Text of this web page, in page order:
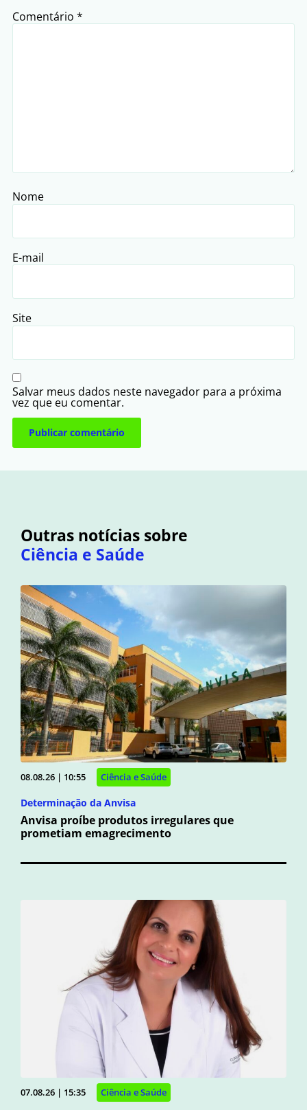
Comentário *
Nome
E-mail
Site
Salvar meus dados neste navegador para a próxima
vez que eu comentar.
Outras notícias sobre
Ciência e Saúde
08.08.26 | 10:55 Ciência e Saúde
Determinação da Anvisa
Anvisa proíbe produtos irregulares que
prometiam emagrecimento
07.08.26 | 15:35 Ciência e Saúde